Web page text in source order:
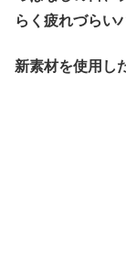
らく疲れづらい
新素材を使用し